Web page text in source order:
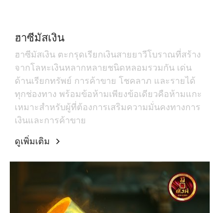
ฮาซีมัสเงิน
ฮาซีมัสเงิน ตะกรุดเรียกเงินสายยาวีโบราณที่สร้าง
จากโลหะเงินหลากหลายชนิดหลอมรวมกัน เด่น
ด้านเรียกทรัพย์ การค้าขาย โชคลาภ และรายได้
ทุกช่องทาง พร้อมข้อห้ามเพียงข้อเดียวคือห้ามแกะ
เหมาะสำหรับผู้ที่ต้องการเสริมความมั่นคงทางการ
เงินและการค้าขาย
ดูเพิ่มเติม